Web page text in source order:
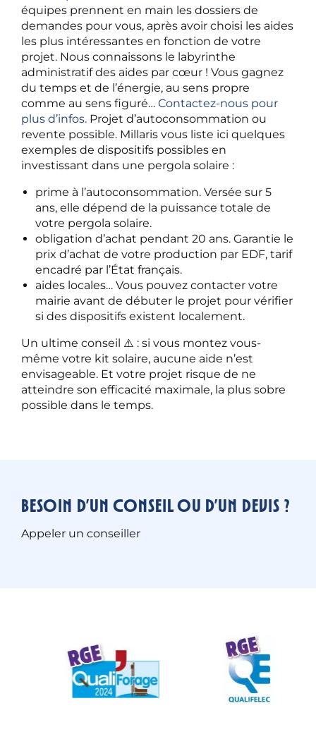
équipes prennent en main les dossiers de
demandes pour vous, après avoir choisi les aides
les plus intéressantes en fonction de votre
projet. Nous connaissons le labyrinthe
administratif des aides par cœur ! Vous gagnez
du temps et de l’énergie, au sens propre
comme au sens figuré… Contactez-nous pour
plus d’infos. Projet d’autoconsommation ou
revente possible. Millaris vous liste ici quelques
exemples de dispositifs possibles en
investissant dans une pergola solaire :
prime à l’autoconsommation. Versée sur 5
ans, elle dépend de la puissance totale de
votre pergola solaire.
obligation d’achat pendant 20 ans. Garantie le
prix d’achat de votre production par EDF, tarif
encadré par l’État français.
aides locales… Vous pouvez contacter votre
mairie avant de débuter le projet pour vérifier
si des dispositifs existent localement.
Un ultime conseil ⚠️ : si vous montez vous-
même votre kit solaire, aucune aide n’est
envisageable. Et votre projet risque de ne
atteindre son efficacité maximale, la plus sobre
possible dans le temps.
Besoin d’un conseil ou d’un devis ?
Appeler un conseiller